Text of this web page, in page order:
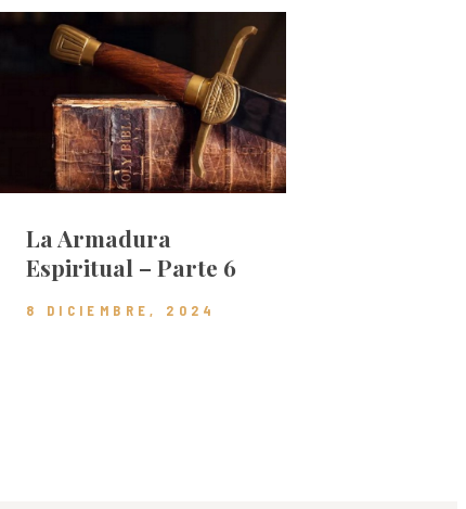
La Armadura
Espiritual – Parte 6
8 DICIEMBRE, 2024